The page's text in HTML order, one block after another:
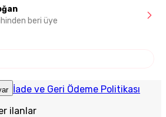
beri üye
İade ve Geri Ödeme Politikası
ilanlar